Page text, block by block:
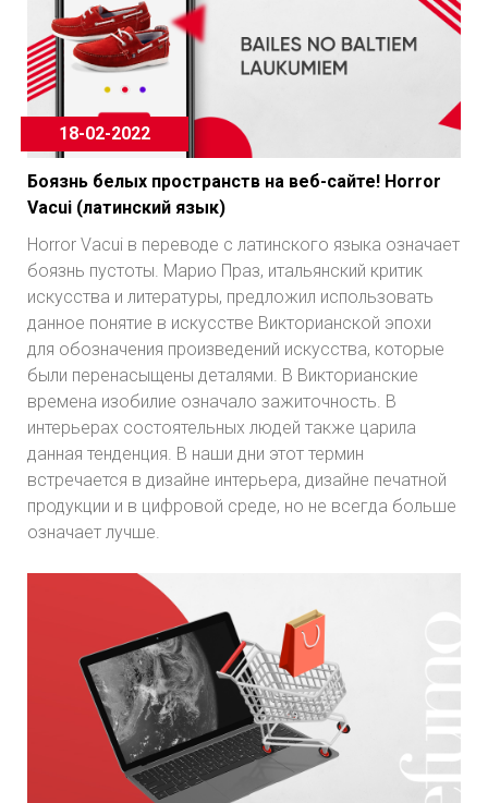
18-02-2022
Боязнь белых пространств на веб-сайте! Horror
Vacui (латинский язык)
Horror Vacui в переводе с латинского языка означает
боязнь пустоты. Марио Праз, итальянский критик
искусства и литературы, предложил использовать
данное понятие в искусстве Викторианской эпохи
для обозначения произведений искусства, которые
были перенасыщены деталями. В Викторианские
времена изобилие означало зажиточность. В
интерьерах состоятельных людей также царила
данная тенденция. В наши дни этот термин
встречается в дизайне интерьера, дизайне печатной
продукции и в цифровой среде, но не всегда больше
означает лучше.